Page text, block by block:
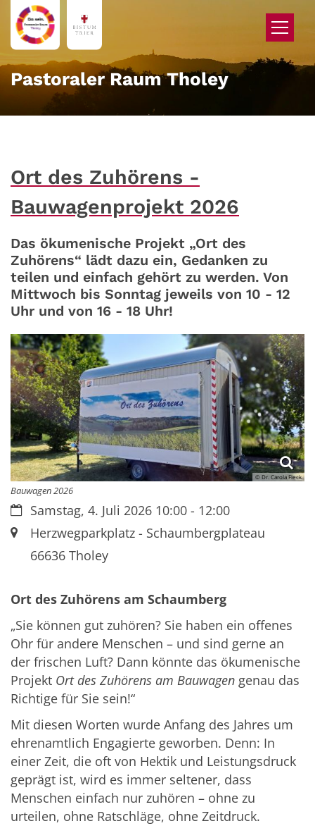
Zum Inhalt springen
Pastoraler Raum Tholey
Ort des Zuhörens -
Bauwagenprojekt 2026
Das ökumenische Projekt „Ort des
Zuhörens“ lädt dazu ein, Gedanken zu
teilen und einfach gehört zu werden. Von
Mittwoch bis Sonntag jeweils von 10 - 12
Uhr und von 16 - 18 Uhr!
© Dr. Carola Fleck
Bauwagen 2026
Datum:Samstag, 4. Juli 2026 10:00 - 12:00
Ort:Herzwegparkplatz - Schaumbergplateau
66636Tholey
Ort des Zuhörens am Schaumberg
„Sie können gut zuhören? Sie haben ein offenes
Ohr für andere Menschen – und sind gerne an
der frischen Luft? Dann könnte das ökumenische
Projekt Ort des Zuhörens am Bauwagen genau das
Richtige für Sie sein!“
Mit diesen Worten wurde Anfang des Jahres um
ehrenamtlich Engagierte geworben. Denn: In
einer Zeit, die oft von Hektik und Leistungsdruck
geprägt ist, wird es immer seltener, dass
Menschen einfach nur zuhören – ohne zu
urteilen, ohne Ratschläge, ohne Zeitdruck.